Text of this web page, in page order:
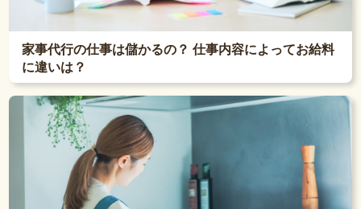
家事代行の仕事は儲かるの？ 仕事内容によってお給料
に違いは？